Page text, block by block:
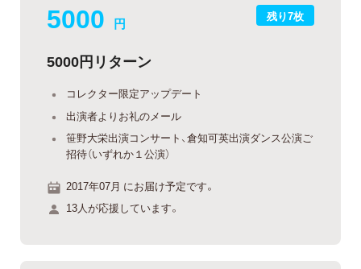
残り7枚
5000 円
5000円リターン
コレクター限定アップデート
出演者よりお礼のメール
笹野大栄出演コンサート、倉知可英出演ダンス公演ご
招待（いずれか１公演）
2017年07月 にお届け予定です。
13人が応援しています。